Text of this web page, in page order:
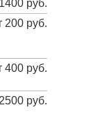
руб.
200 руб.
400 руб.
руб.